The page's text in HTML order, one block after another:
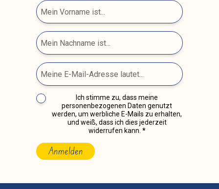
Ich stimme zu, dass meine
personenbezogenen Daten genutzt
werden, um werbliche E-Mails zu erhalten,
und weiß, dass ich dies jederzeit
widerrufen kann.
Anmelden